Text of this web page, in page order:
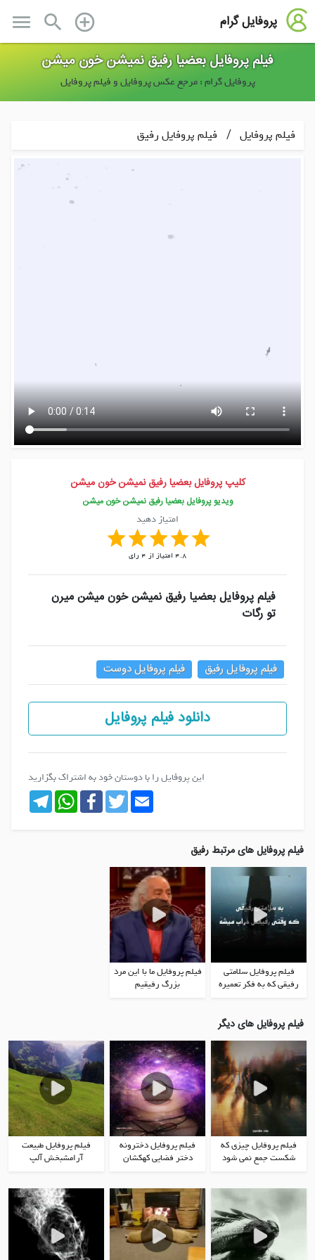
پروفایل گرام add_circle_outline
search
menu
فیلم پروفایل بعضیا رفیق نمیشن خون میشن
پروفایل گرام : مرجع عکس پروفایل و فیلم پروفایل
فیلم پروفایل / فیلم پروفایل رفیق
کلیپ پروفایل بعضیا رفیق نمیشن خون میشن
ویدیو پروفایل بعضیا رفیق نمیشن خون میشن
امتیاز دهید
4.8 امتیاز از 4رای
فیلم پروفایل بعضیا رفیق نمیشن خون میشن میرن
تو رگات
فیلم پروفایل رفیق فیلم پروفایل دوست
دانلود فیلم پروفایل
این پروفایل را با دوستان خود به اشتراک بگزارید
Telegram
WhatsAppFacebookTwitterEmail
فیلم پروفایل های مرتبط رفیق
فیلم پروفایل سلامتی
رفیقی که به فکر تعمیره
فیلم پروفایل ما با این مرد
بزرگ رفیقیم
فیلم پروفایل های دیگر
فیلم پروفایل چیزی که
شکست جمع نمی شود
فیلم پروفایل دخترونه
دختر فضایی کهکشان
فیلم پروفایل طبیعت
آرامشبخش آلپ